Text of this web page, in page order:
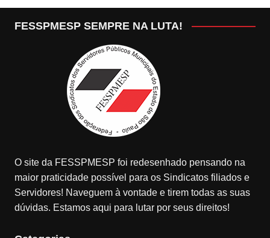
FESSPMESP SEMPRE NA LUTA!
O site da FESSPMESP foi redesenhado pensando na
maior praticidade possível para os Sindicatos filiados e
Servidores! Naveguem à vontade e tirem todas as suas
dúvidas. Estamos aqui para lutar por seus direitos!